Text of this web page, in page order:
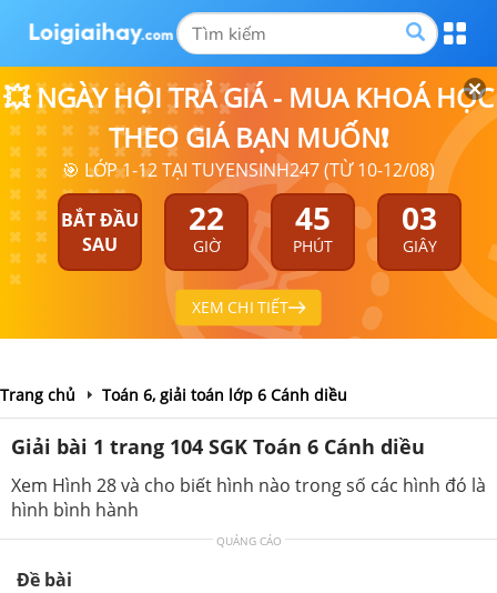
💥 NGÀY HỘI TRẢ GIÁ - MUA KHOÁ HỌC
THEO GIÁ BẠN MUỐN❗
🎯 LỚP 1-12 TẠI TUYENSINH247 (TỪ 10-12/08)
BẮT ĐẦU
SAU
22
GIỜ
45
PHÚT
03
GIÂY
XEM CHI TIẾT
Trang chủ Toán 6, giải toán lớp 6 Cánh diều
Giải bài 1 trang 104 SGK Toán 6 Cánh diều
Xem Hình 28 và cho biết hình nào trong số các hình đó là
hình bình hành
QUẢNG CÁO
Đề bài